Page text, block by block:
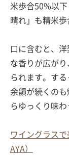
米歩合50%以
晴れ」も精米
口に含むと、
な香りが広が
られます。す
余韻が続くの
らゆっくり味わ
ワイングラス
AYA）